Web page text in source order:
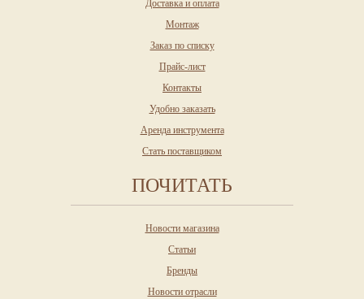
Доставка и оплата
Монтаж
Заказ по списку
Прайс-лист
Контакты
Удобно заказать
Аренда инструмента
Стать поставщиком
ПОЧИТАТЬ
Новости магазина
Статьи
Бренды
Новости отрасли